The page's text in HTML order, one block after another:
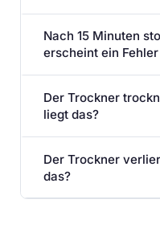
Nach 15 Minuten
erscheint ein
Der Trockner
liegt das?
Der Trockner
das?